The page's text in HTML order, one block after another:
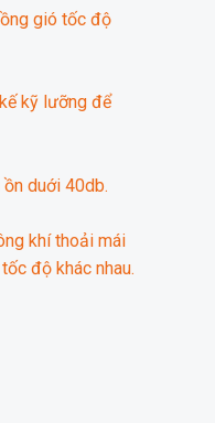
gió tốc độ
kỹ lưỡng để
duới 40db.
khí thoải mái
độ khác nhau.